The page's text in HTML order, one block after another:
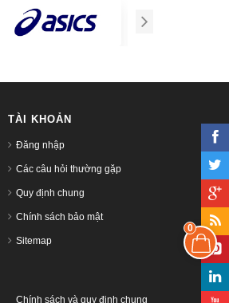
TÀI KHOẢN
Đăng nhập
Các câu hỏi thường gặp
Quy định chung
Chính sách bảo mật
Sitemap
Chính sách và quy định chung
0